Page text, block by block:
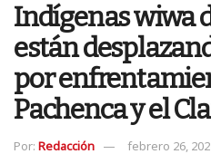
Indígenas wiwa
están
por
Pachenca y el
Por: Redacción febrero 26,